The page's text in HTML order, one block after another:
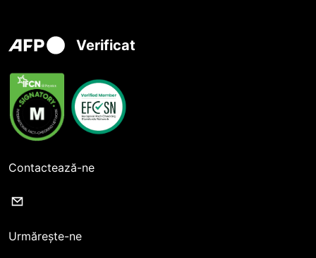
Verificat
Contactează-ne
Urmărește-ne